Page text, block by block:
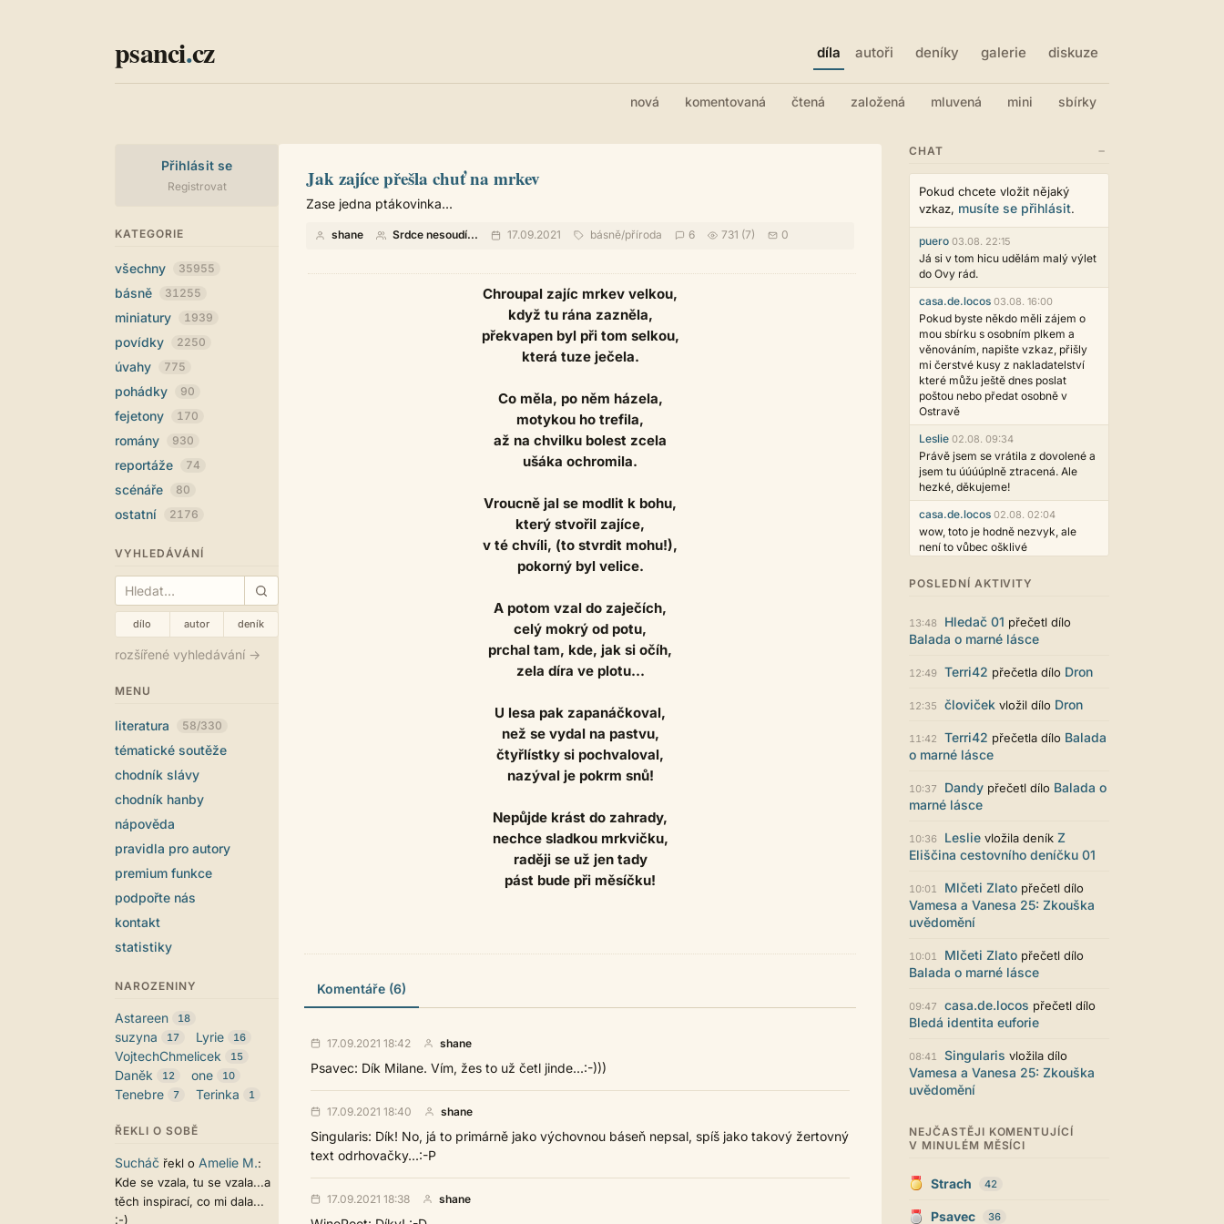
psanci.cz díla autoři deníky galerie diskuze
nová komentovaná čtená založená mluvená mini sbírky
Přihlásit se
Registrovat
KATEGORIE
všechny 35955
básně 31255
miniatury 1939
povídky 2250
úvahy 775
pohádky 90
fejetony 170
romány 930
reportáže 74
scénáře 80
ostatní 2176
VYHLEDÁVÁNÍ
dílo autor deník
rozšířené vyhledávání →
MENU
literatura 58/330
tématické soutěže
chodník slávy
chodník hanby
nápověda
pravidla pro autory
premium funkce
podpořte nás
kontakt
statistiky
NAROZENINY
Astareen 18
suzyna 17 Lyrie 16
VojtechChmelicek 15
Daněk 12 one 10
Tenebre 7 Terinka 1
ŘEKLI O SOBĚ
Sucháč řekl o Amelie M.:
Kde se vzala, tu se vzala...a
těch inspirací, co mi dala...
:-)
Jak zajíce přešla chuť na mrkev
Zase jedna ptákovinka...
shane Srdce nesoudí... 17.09.2021 básně/příroda 6 731 (7) 0
Chroupal zajíc mrkev velkou,
když tu rána zazněla,
překvapen byl při tom selkou,
která tuze ječela.
Co měla, po něm házela,
motykou ho trefila,
až na chvilku bolest zcela
ušáka ochromila.
Vroucně jal se modlit k bohu,
který stvořil zajíce,
v té chvíli, (to stvrdit mohu!),
pokorný byl velice.
A potom vzal do zaječích,
celý mokrý od potu,
prchal tam, kde, jak si očíh,
zela díra ve plotu...
U lesa pak zapanáčkoval,
než se vydal na pastvu,
čtyřlístky si pochvaloval,
nazýval je pokrm snů!
Nepůjde krást do zahrady,
nechce sladkou mrkvičku,
raději se už jen tady
pást bude při měsíčku!
Komentáře (6)
17.09.2021 18:42 shane
Psavec: Dík Milane. Vím, žes to už četl jinde...:-)))
17.09.2021 18:40 shane
Singularis: Dík! No, já to primárně jako výchovnou báseň nepsal, spíš jako takový žertovný
text odrhovačky...:-P
17.09.2021 18:38 shane
CHAT −
Pokud chcete vložit nějaký
vzkaz, musíte se přihlásit.
puero 03.08. 22:15
Já si v tom hicu udělám malý výlet
do Ovy rád.
casa.de.locos 03.08. 16:00
Pokud byste někdo měli zájem o
mou sbírku s osobním plkem a
věnováním, napište vzkaz, přišly
mi čerstvé kusy z nakladatelství
které můžu ještě dnes poslat
poštou nebo předat osobně v
Ostravě
Leslie 02.08. 09:34
Právě jsem se vrátila z dovolené a
jsem tu úúúúplně ztracená. Ale
hezké, děkujeme!
casa.de.locos 02.08. 02:04
wow, toto je hodně nezvyk, ale
není to vůbec ošklivé
Jarda468
Už i počet přečtení jde vidět,
myslím také už v pořádku,
perfektní práce :)
Singularis 30.07. 06:19
Líbí se mi tmavá varianta nového
vzhledu. Na některých místech
jsou sice mezi prvky příliš velké
mezery, ale když mě to bude štvát,
určitě to půjde upravit místním
stylem... Celkově je styl dobře
puero 29.07. 11:53
graficky promyšlené.
Santiago Dibla 29.07. 11:01
Ahoj všem! Právě jsem publikoval
svou druhou sbírku. Dostupná je ve
formátu pdf. Budu moc rád za
přečtení! Sbírka nese název Já v
https://www.palmknihy.cz/ekniha/j
a-v-sobe-428529 Santiago :)
Kristína Melegová 27.07. 21:01
super práca, symbol toho, že to tu
Strach 26.07. 21:35
Pena pace Lukio,... bude to tvrdy
zvykani po tech x letech ale
Terri42 26.07. 20:42
Na mobilu to vypadá super :-)
moc pěkné
LUKiO 26.07. 20:38
POSLEDNÍ AKTIVITY
13:48 Hledač 01 přečetl dílo
Balada o marné lásce
12:49 Terri42 přečetla dílo Dron
12:35 človiček vložil dílo Dron
11:42 Terri42 přečetla dílo Balada
o marné lásce
10:37 Dandy přečetl dílo Balada o
marné lásce
10:36 Leslie vložila deník Z
Eliščina cestovního deníčku 01
10:01 Mlčeti Zlato přečetl dílo
Vamesa a Vanesa 25: Zkouška
uvědomění
10:01 Mlčeti Zlato přečetl dílo
Balada o marné lásce
09:47 casa.de.locos přečetl dílo
Bledá identita euforie
08:41 Singularis vložila dílo
Vamesa a Vanesa 25: Zkouška
uvědomění
NEJČASTĚJI KOMENTUJÍCÍ
V MINULÉM MĚSÍCI
Strach 42
Psavec 36